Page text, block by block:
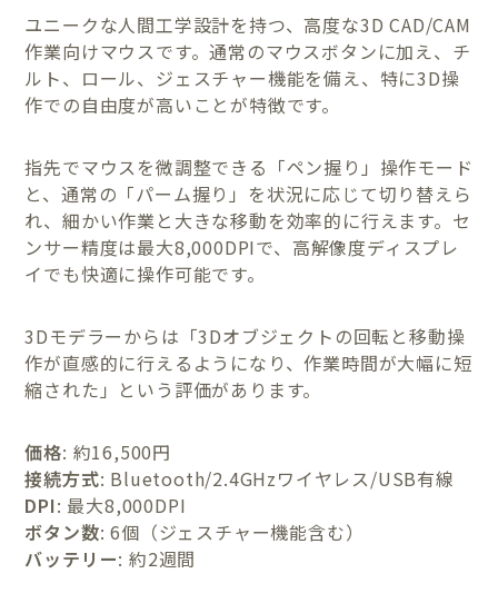
ユニークな人間工学設計を持つ、高度な3D CAD/CAM
作業向けマウスです。通常のマウスボタンに加え、チ
ルト、ロール、ジェスチャー機能を備え、特に3D操
作での自由度が高いことが特徴です。
指先でマウスを微調整できる「ペン握り」操作モード
と、通常の「パーム握り」を状況に応じて切り替えら
れ、細かい作業と大きな移動を効率的に行えます。セ
ンサー精度は最大8,000DPIで、高解像度ディスプレ
イでも快適に操作可能です。
3Dモデラーからは「3Dオブジェクトの回転と移動操
作が直感的に行えるようになり、作業時間が大幅に短
縮された」という評価があります。
価格: 約16,500円
接続方式: Bluetooth/2.4GHzワイヤレス/USB有線
DPI: 最大8,000DPI
ボタン数: 6個（ジェスチャー機能含む）
バッテリー: 約2週間